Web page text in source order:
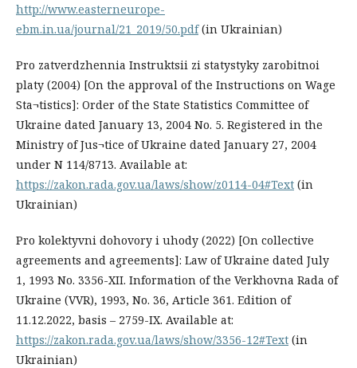
http://www.easterneurope-
ebm.in.ua/journal/21_2019/50.pdf(in Ukrainian)
Pro zatverdzhennia Instruktsii zi statystyky zarobitnoi
platy (2004) [On the approval of the Instructions on Wage
Sta¬tistics]: Order of the State Statistics Committee of
Ukraine dated January 13, 2004 Nо. 5. Registered in the
Ministry of Jus¬tice of Ukraine dated January 27, 2004
under N 114/8713. Available at:
https://zakon.rada.gov.ua/laws/show/z0114-04#Text (in
Ukrainian)
Pro kolektyvni dohovory i uhody (2022) [On collective
agreements and agreements]: Law of Ukraine dated July
1, 1993 No. 3356-XII. Information of the Verkhovna Rada of
Ukraine (VVR), 1993, No. 36, Article 361. Edition of
11.12.2022, basis – 2759-IX. Available at:
https://zakon.rada.gov.ua/laws/show/3356-12#Text (in
Ukrainian)